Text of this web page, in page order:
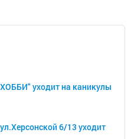
уходит на каникулы
6/13 уходит